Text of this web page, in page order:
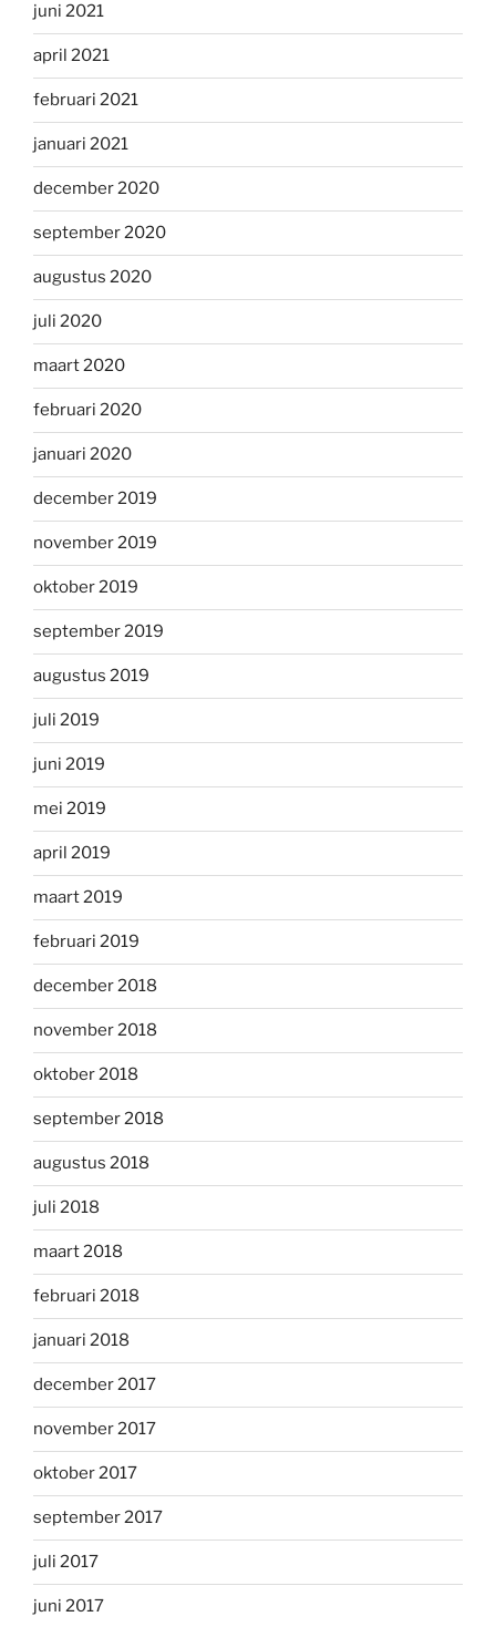
juni 2021
april 2021
februari 2021
januari 2021
december 2020
september 2020
augustus 2020
juli 2020
maart 2020
februari 2020
januari 2020
december 2019
november 2019
oktober 2019
september 2019
augustus 2019
juli 2019
juni 2019
mei 2019
april 2019
maart 2019
februari 2019
december 2018
november 2018
oktober 2018
september 2018
augustus 2018
juli 2018
maart 2018
februari 2018
januari 2018
december 2017
november 2017
oktober 2017
september 2017
juli 2017
juni 2017